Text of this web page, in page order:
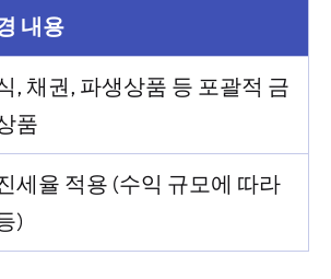
내용
, 채권, 파생상품 등 포괄적 금
품
세율 적용 (수익 규모에 따라
)